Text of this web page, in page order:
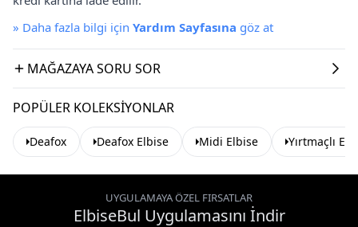
» Daha fazla bilgi için Yardım Sayfasına göz at
MAĞAZAYA SORU SOR
POPÜLER KOLEKSIYONLAR
Deafox Deafox Elbise Midi Elbise Yırtmaçlı
UYGULAMAYA ÖZEL FIRSATLAR
ElbiseBul Uygulamasını İndir